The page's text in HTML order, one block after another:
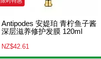
Antipodes 安媞珀 青柠鱼子酱
深层滋养修护发膜 120ml
NZ$42.61